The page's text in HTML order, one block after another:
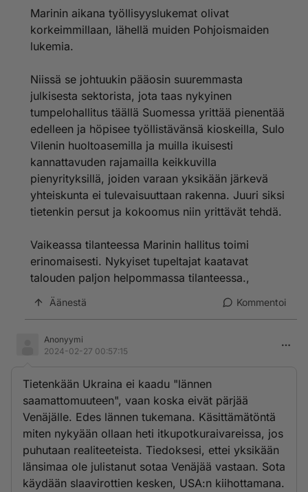
Marinin aikana työllisyyslukemat olivat
korkeimmillaan, lähellä muiden Pohjoismaiden
lukemia.
Niissä se johtuukin pääosin suuremmasta
julkisesta sektorista, jota taas nykyinen
tumpelohallitus täällä Suomessa yrittää pienentää
edelleen ja höpisee työllistävänsä kioskeilla, Sulo
Vilenin huoltoasemilla ja muilla ikuisesti
kannattavuden rajamailla keikkuvilla
pienyrityksillä, joiden varaan yksikään järkevä
yhteiskunta ei tulevaisuuttaan rakenna. Juuri siksi
tietenkin persut ja kokoomus niin yrittävät tehdä.
Vaikeassa tilanteessa Marinin hallitus toimi
erinomaisesti. Nykyiset tupeltajat kaatavat
talouden paljon helpommassa tilanteessa.,
Äänestä Kommentoi
Anonyymi
2024-02-27 00:57:15
Tietenkään Ukraina ei kaadu "lännen
saamattomuuteen", vaan koska eivät pärjää
Venäjälle. Edes lännen tukemana. Käsittämätöntä
miten nykyään ollaan heti itkupotkuraivareissa, jos
puhutaan realiteeteista. Tiedoksesi, ettei yksikään
länsimaa ole julistanut sotaa Venäjää vastaan. Sota
käydään slaavirottien kesken, USA:n kiihottamana.